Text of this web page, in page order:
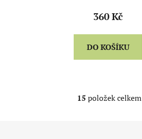
360 Kč
DO KOŠÍKU
O
15 položek celkem